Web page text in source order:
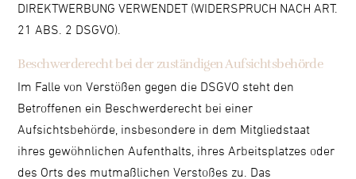
DIREKTWERBUNG VERWENDET (WIDERSPRUCH NACH ART.
21 ABS. 2 DSGVO).
Beschwerde­recht bei der zuständigen Aufsichts­behörde
Im Falle von Verstößen gegen die DSGVO steht den
Betroffenen ein Beschwerderecht bei einer
Aufsichtsbehörde, insbesondere in dem Mitgliedstaat
ihres gewöhnlichen Aufenthalts, ihres Arbeitsplatzes oder
des Orts des mutmaßlichen Verstoßes zu. Das